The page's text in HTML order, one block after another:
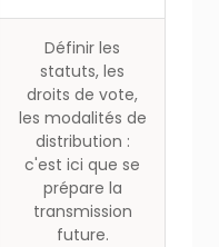
Définir les
statuts, les
droits de vote,
les modalités de
distribution :
c'est ici que se
prépare la
transmission
future.